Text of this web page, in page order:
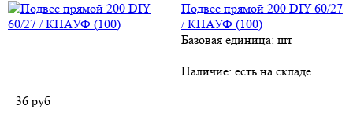
Подвес прямой 200 DIY 60/27
/ КНАУФ (100)
Базовая единица: шт
Наличие: есть на складе
36 руб